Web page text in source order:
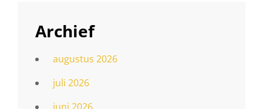
Archief
augustus 2026
juli 2026